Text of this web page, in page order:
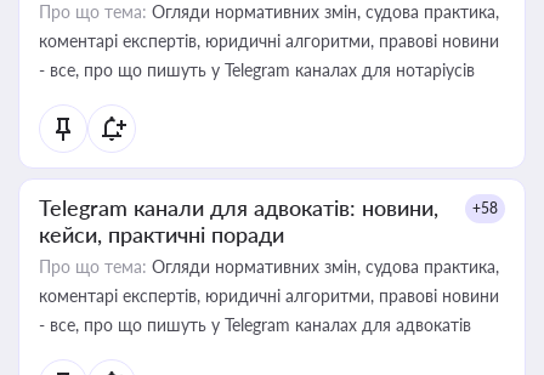
Про що тема: Огляди нормативних змін, судова практика,
коментарі експертів, юридичні алгоритми, правові новини
- все, про що пишуть у Telegram каналах для нотаріусів
Telegram канали для адвокатів: новини,
кейси, практичні поради
+58
Про що тема: Огляди нормативних змін, судова практика,
коментарі експертів, юридичні алгоритми, правові новини
- все, про що пишуть у Telegram каналах для адвокатів